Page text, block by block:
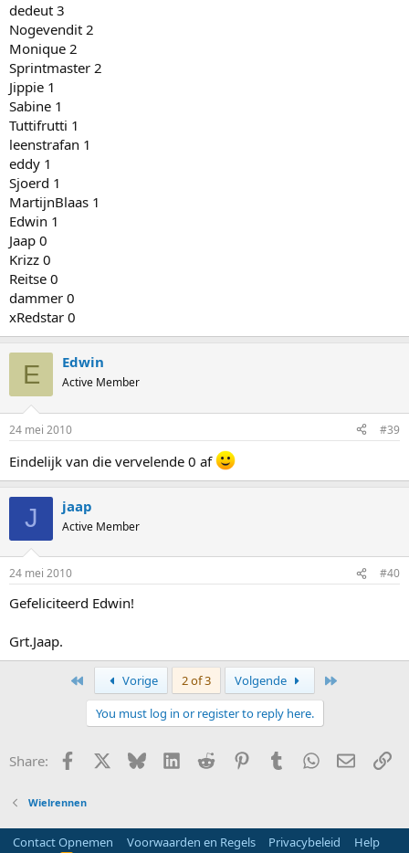
dedeut 3
Nogevendit 2
Monique 2
Sprintmaster 2
Jippie 1
Sabine 1
Tuttifrutti 1
leenstrafan 1
eddy 1
Sjoerd 1
MartijnBlaas 1
Edwin 1
Jaap 0
Krizz 0
Reitse 0
dammer 0
xRedstar 0
E Edwin
Active Member
24 mei 2010 #39
Eindelijk van die vervelende 0 af
J jaap
Active Member
24 mei 2010 #40
Gefeliciteerd Edwin!
Grt.Jaap.
Vorige 2 of 3 Volgende
You must log in or register to reply here.
Share: Facebook Bluesky LinkedInReddit PinterestTumblrWhatsApp
E-mail
Wielrennen
Contact Opnemen Voorwaarden en Regels Privacybeleid
Help